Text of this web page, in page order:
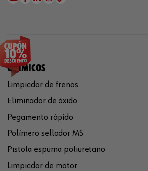
QUÍMICOS
Limpiador de frenos
Eliminador de óxido
Pegamento rápido
Polímero sellador MS
Pistola espuma poliuretano
Limpiador de motor